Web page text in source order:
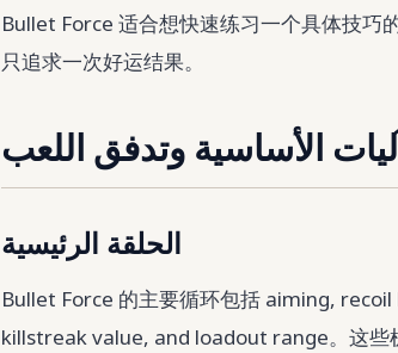
Bullet Force 适合想快速练习一个具体技巧
只追求一次好运结果。
الأساسية وتدفق اللعب
الحلقة الرئيسية
Bullet Force 的主要循环包括 aiming,
killstreak value, and loadout range。这些